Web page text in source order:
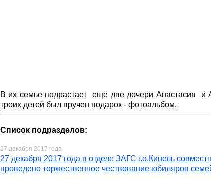
В их семье подрастает ещё две дочери Анастасия и
троих детей был вручен подарок - фотоальбом.
Список подразделов:
27 декабря 2017 года
27 декабря 2017 года в отделе ЗАГС г.о.Кинель
проведено торжественное чествование юбиляров